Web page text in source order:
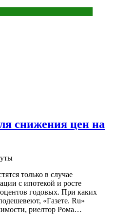
снижения цен на
только в случае
с ипотекой и росте
годовых. При каких
«Газете. Ru»
риелтор Рома…